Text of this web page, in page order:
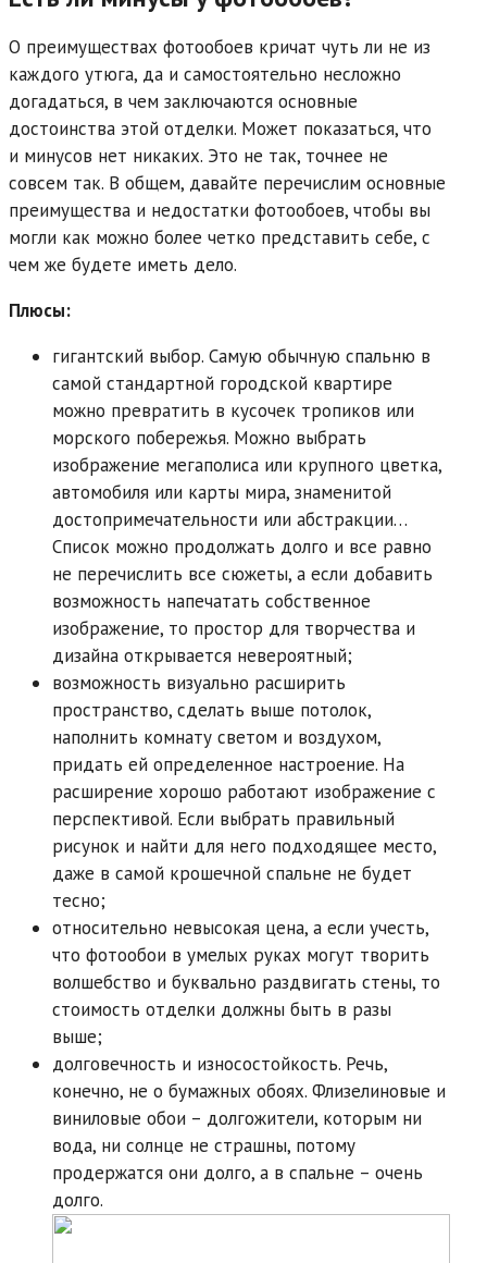
О преимуществах фотообоев кричат чуть ли не из
каждого утюга, да и самостоятельно несложно
догадаться, в чем заключаются основные
достоинства этой отделки. Может показаться, что
и минусов нет никаких. Это не так, точнее не
совсем так. В общем, давайте перечислим основные
преимущества и недостатки фотообоев, чтобы вы
могли как можно более четко представить себе, с
чем же будете иметь дело.
Плюсы:
гигантский выбор. Самую обычную спальню в
самой стандартной городской квартире
можно превратить в кусочек тропиков или
морского побережья. Можно выбрать
изображение мегаполиса или крупного цветка,
автомобиля или карты мира, знаменитой
достопримечательности или абстракции…
Список можно продолжать долго и все равно
не перечислить все сюжеты, а если добавить
возможность напечатать собственное
изображение, то простор для творчества и
дизайна открывается невероятный;
возможность визуально расширить
пространство, сделать выше потолок,
наполнить комнату светом и воздухом,
придать ей определенное настроение. На
расширение хорошо работают изображение с
перспективой. Если выбрать правильный
рисунок и найти для него подходящее место,
даже в самой крошечной спальне не будет
тесно;
относительно невысокая цена, а если учесть,
что фотообои в умелых руках могут творить
волшебство и буквально раздвигать стены, то
стоимость отделки должны быть в разы
выше;
долговечность и износостойкость. Речь,
конечно, не о бумажных обоях. Флизелиновые и
виниловые обои – долгожители, которым ни
вода, ни солнце не страшны, потому
продержатся они долго, а в спальне – очень
долго.